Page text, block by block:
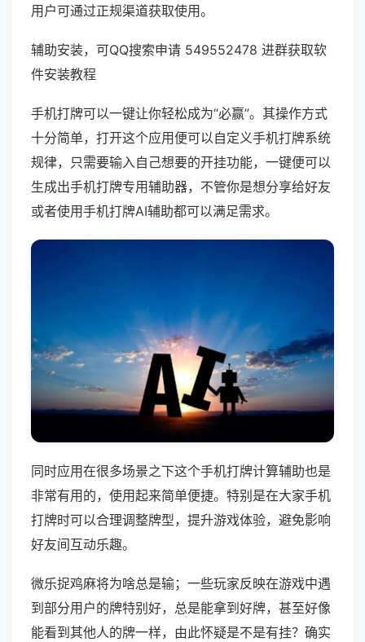
用户可通过正规渠道获取使用。
辅助安装，可QQ搜索申请 549552478 进群获取软
件安装教程
手机打牌可以一键让你轻松成为“必赢”。其操作方式
十分简单，打开这个应用便可以自定义手机打牌系统
规律，只需要输入自己想要的开挂功能，一键便可以
生成出手机打牌专用辅助器，不管你是想分享给好友
或者使用手机打牌AI辅助都可以满足需求。
同时应用在很多场景之下这个手机打牌计算辅助也是
非常有用的，使用起来简单便捷。特别是在大家手机
打牌时可以合理调整牌型，提升游戏体验，避免影响
好友间互动乐趣。
微乐捉鸡麻将为啥总是输；一些玩家反映在游戏中遇
到部分用户的牌特别好，总是能拿到好牌，甚至好像
能看到其他人的牌一样，由此怀疑是不是有挂？确实